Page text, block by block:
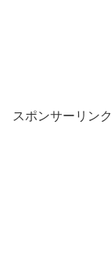
スポンサーリンク